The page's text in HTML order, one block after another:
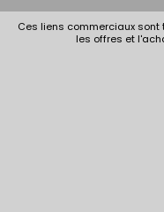
Ces liens commerciaux
les offres et